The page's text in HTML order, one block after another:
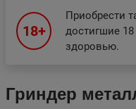
Гриндер
18+
Приобрести
достигшие
здоровью.